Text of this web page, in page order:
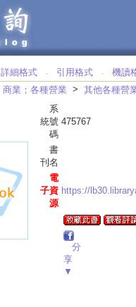
詳細格式 ‧ 引用格式 ‧
機讀
商業；各種營業 > 其他各種營
系
統號
碼
475767
書
刊名
電
子資
源
https://
分
享
▼